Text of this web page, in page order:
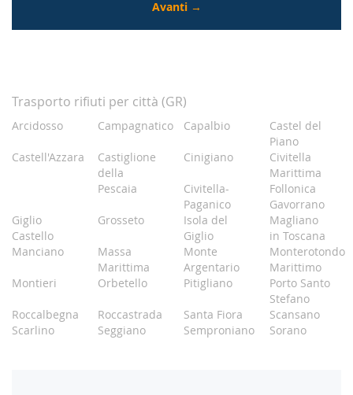
Trasporto rifiuti per città (GR)
Arcidosso Campagnatico Capalbio
Castel del
Piano
Castell'Azzara
Castiglione
della
Pescaia
Cinigiano
Civitella
Marittima
Civitella-
Paganico
Follonica
Gavorrano
Giglio
Castello
Grosseto
Isola del
Giglio
Magliano
in Toscana
Manciano
Massa
Marittima
Monte
Argentario
Monterotondo
Marittimo
Montieri
Orbetello Pitigliano
Porto Santo
Stefano
Roccalbegna
Roccastrada Santa Fiora
Scansano
Scarlino
Seggiano Semproniano Sorano